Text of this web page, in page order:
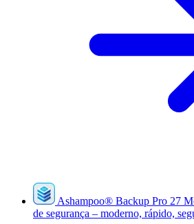
Ashampoo® Backup Pro 27
de segurança – moderno, rápido,